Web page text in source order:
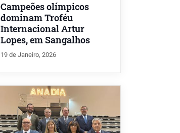
Campeões olímpicos
dominam Troféu
Internacional Artur
Lopes, em Sangalhos
19 de Janeiro, 2026